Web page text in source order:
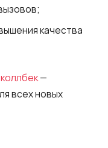
качества
—
всех новых